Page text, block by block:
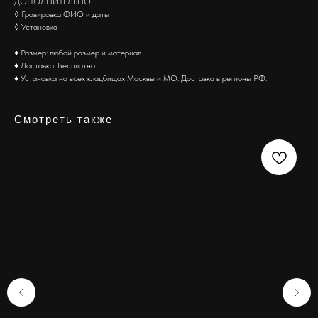
◊ Гравировка ФИО и даты
◊ Установка
♦ Размер: любой размер и материал
♦ Доставка: Бесплатно
♦ Установка на всех кладбищах Москвы и МО. Доставка в регионы РФ.
Смотреть также